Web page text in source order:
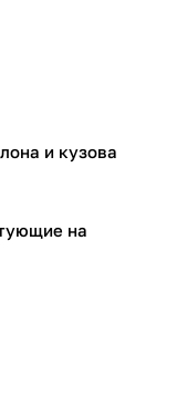
и кузова
на